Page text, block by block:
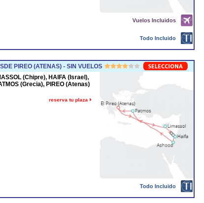
Vuelos Incluidos
Todo Incluido
PIREO (ATENAS) - SIN VUELOS
(Chipre), HAIFA (Israel),
(Grecia), PIREO (Atenas)
reserva tu plaza
Todo Incluido